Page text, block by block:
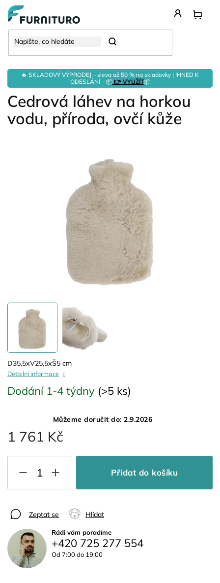
Přejít
obsah
🔥 SKLADOVÝ VÝPRODEJ – sleva až 50 % na skladovky | IHNED K
ODESLÁNÍ 📦👉 VYUŽÍT📦
Hledat
Cedrová láhev na horkou
vodu, příroda, ovčí kůže
1 761 Kč
Dodání 1-4 týdny (>5 ks)
Můžeme doručit do: 2.9.2026
Přidat do košíku
D35,5xV25,5xŠ5 cm
Detailní informace
Zeptat se Hlídat
Rádi vám poradíme
+420 725 277 554
Od 7:00 do 19:00